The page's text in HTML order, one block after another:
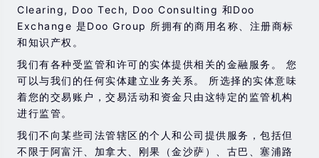
过去的投资表现并不代表其未来的表现。
在与我们进行任何交易之前，请确保您完全了解使用相应
金融工具进行交易的风险。 如果您不了解此处说明的风
险，则应寻求独立的专业建议。
Clearing, Doo Tech, Doo Consulting 和Doo
Exchange 是Doo Group 所拥有的商用名称、注册商标
和知识产权。
我们有各种受监管和许可的实体提供相关的金融服务。 您
可以与我们的任何实体建立业务关系。 所选择的实体意味
着您的交易账户，交易活动和资金只由这特定的监管机构
进行监管。
我们不向某些司法管辖区的个人和公司提供服务，包括但
不限于阿富汗、加拿大、刚果（金沙萨）、古巴、塞浦路